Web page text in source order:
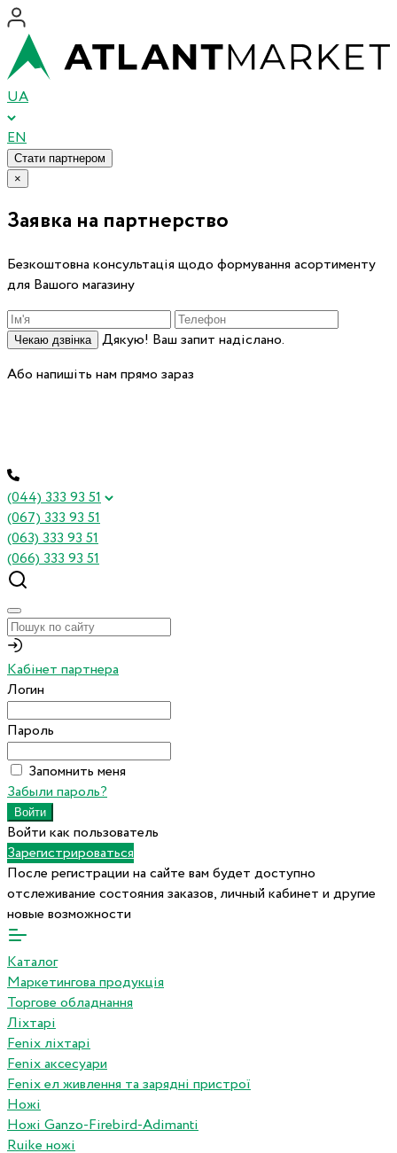
UA
EN
Стати партнером
×
Заявка на партнерство
Безкоштовна консультація щодо формування асортименту
для Вашого магазину
Чекаю дзвінка
Дякую! Ваш запит надіслано.
Або напишіть нам прямо зараз
(044) 333 93 51
(067) 333 93 51
(063) 333 93 51
(066) 333 93 51
Кабінет партнера
Логин
Пароль
Запомнить меня
Забыли пароль?
Войти как пользователь
Зарегистрироваться
После регистрации на сайте вам будет доступно
отслеживание состояния заказов, личный кабинет и другие
новые возможности
Каталог
Маркетингова продукція
Торгове обладнання
Ліхтарі
Fenix ліхтарі
Fenix аксесуари
Fenix ел живлення та зарядні пристрої
Ножі
Ножі Ganzo-Firebird-Adimanti
Ruike ножі